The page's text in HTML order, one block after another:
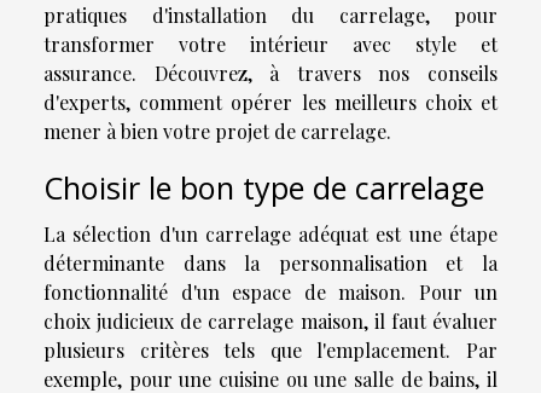
pratiques d'installation du carrelage, pour
transformer votre intérieur avec style et
assurance. Découvrez, à travers nos conseils
d'experts, comment opérer les meilleurs choix et
mener à bien votre projet de carrelage.
Choisir le bon type de carrelage
La sélection d'un carrelage adéquat est une étape
déterminante dans la personnalisation et la
fonctionnalité d'un espace de maison. Pour un
choix judicieux de carrelage maison, il faut évaluer
plusieurs critères tels que l'emplacement. Par
exemple, pour une cuisine ou une salle de bains, il